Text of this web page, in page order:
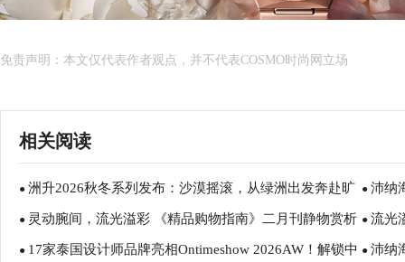
免责声明：本文仅代表作者观点，并不代表COSMO时尚网立场
相关阅读
● 洲升2026秋冬系列发布：沙漠摇滚，从绿洲出发奔赴旷
野
● 沛纳
别版腕
● 灵动腕间，流光溢彩 《精品购物指南》二月刊静物赏析 ● 流光
● 17家泰国设计师品牌亮相Ontimeshow 2026AW！解锁中 ● 沛纳